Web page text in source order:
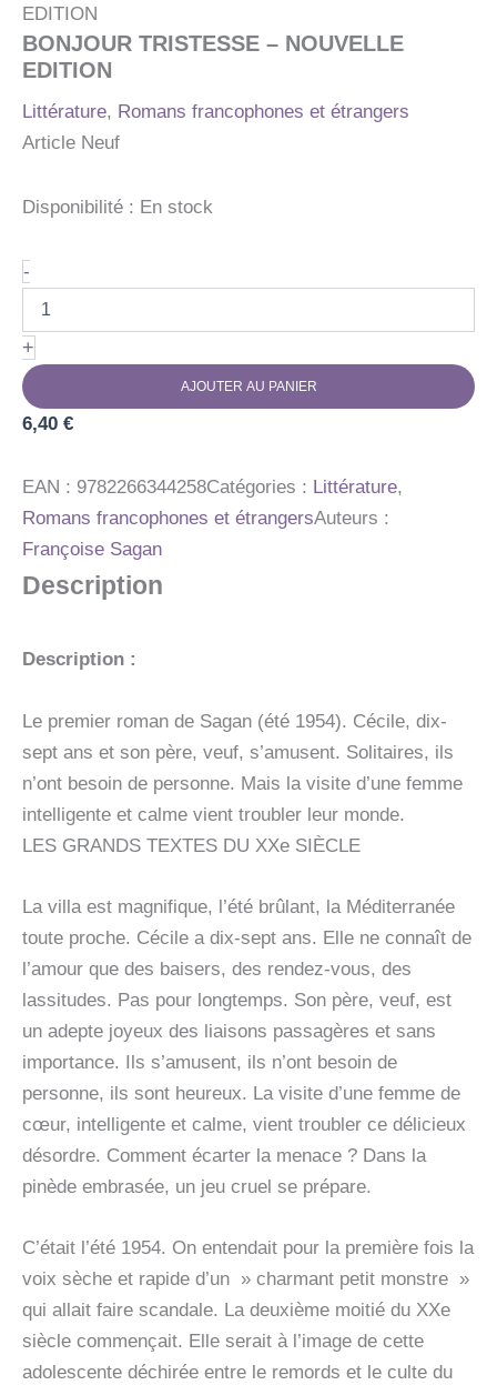
EDITION
BONJOUR TRISTESSE – NOUVELLE
EDITION
Littérature, Romans francophones et étrangers
Article Neuf
Disponibilité : En stock
-quantité
de
BONJOUR
TRISTESSE
-
NOUVELLE
EDITION
+
AJOUTER AU PANIER
6,40 €
EAN : 9782266344258Catégories : Littérature,
Romans francophones et étrangersAuteurs :
Françoise Sagan
Description
Description :
Le premier roman de Sagan (été 1954). Cécile, dix-
sept ans et son père, veuf, s’amusent. Solitaires, ils
n’ont besoin de personne. Mais la visite d’une femme
intelligente et calme vient troubler leur monde.
LES GRANDS TEXTES DU XXe SIÈCLE
La villa est magnifique, l’été brûlant, la Méditerranée
toute proche. Cécile a dix-sept ans. Elle ne connaît de
l’amour que des baisers, des rendez-vous, des
lassitudes. Pas pour longtemps. Son père, veuf, est
un adepte joyeux des liaisons passagères et sans
importance. Ils s’amusent, ils n’ont besoin de
personne, ils sont heureux. La visite d’une femme de
cœur, intelligente et calme, vient troubler ce délicieux
désordre. Comment écarter la menace ? Dans la
pinède embrasée, un jeu cruel se prépare.
C’était l’été 1954. On entendait pour la première fois la
voix sèche et rapide d’un » charmant petit monstre »
qui allait faire scandale. La deuxième moitié du XXe
siècle commençait. Elle serait à l’image de cette
adolescente déchirée entre le remords et le culte du